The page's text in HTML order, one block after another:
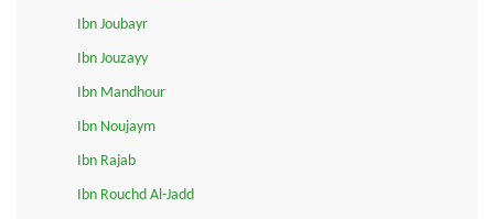
Ibn Joubayr
Ibn Jouzayy
Ibn Mandhour
Ibn Noujaym
Ibn Rajab
Ibn Rouchd Al-Jadd